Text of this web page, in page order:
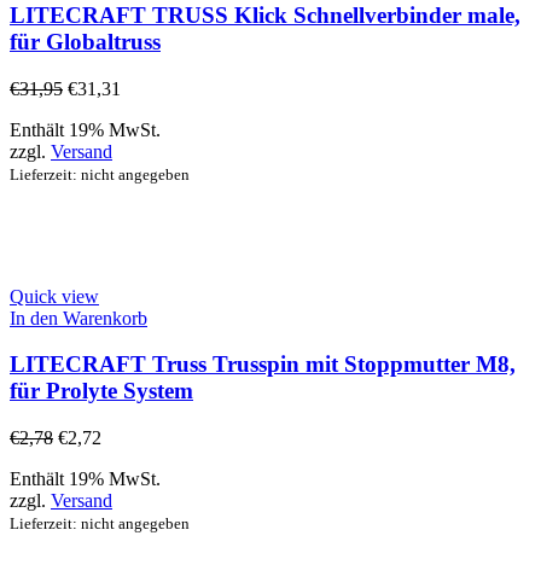
LITECRAFT TRUSS Klick Schnellverbinder male,
für Globaltruss
€31,95 €31,31
Enthält 19% MwSt.
zzgl. Versand
Lieferzeit: nicht angegeben
Quick view
In den Warenkorb
LITECRAFT Truss Trusspin mit Stoppmutter M8,
für Prolyte System
€2,78 €2,72
Enthält 19% MwSt.
zzgl. Versand
Lieferzeit: nicht angegeben